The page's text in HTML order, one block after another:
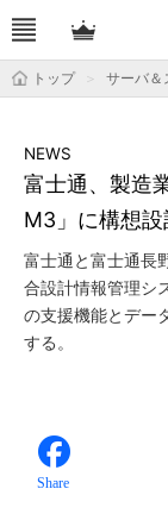
トップ サーバ＆
富士通、製造
M3」に構想
NEWS
富士通と富士通長
合設計情報管理シ
の支援機能とデー
する。
Share